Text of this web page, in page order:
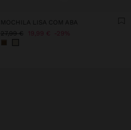
MOCHILA LISA COM ABA
27,99 € 19,99 € 29%